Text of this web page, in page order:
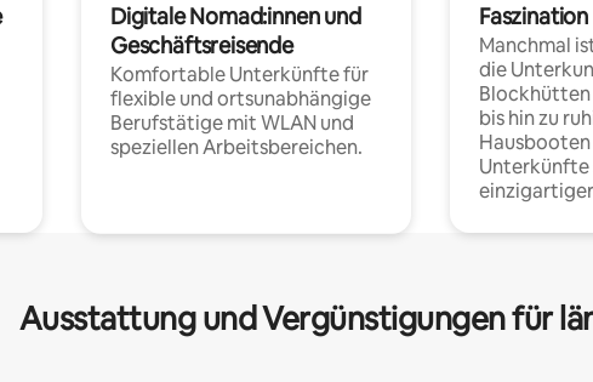
Digitale Nomad:innen und
Geschäftsreisende
Komfortable Unterkünfte für
flexible und ortsunabhängige
Berufstätige mit WLAN und
speziellen Arbeitsbereichen.
Manchmal
die
Blockhütten
bis hin zu
Hausbooten
Ausstattung und Vergünstigungen für